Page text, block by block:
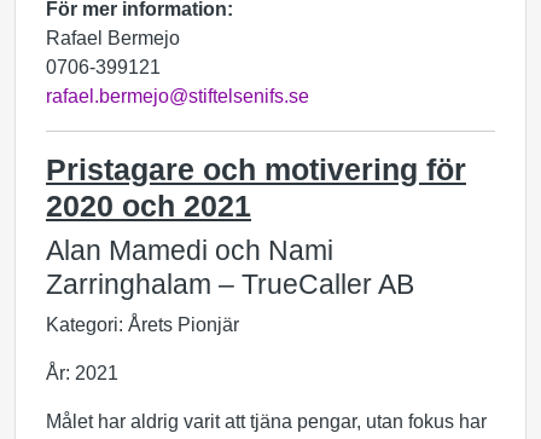
För mer information:
Rafael Bermejo
0706-399121
rafael.bermejo@stiftelsenifs.se
Pristagare och motivering för
2020 och 2021
Alan Mamedi och Nami
Zarringhalam – TrueCaller AB
Kategori: Årets Pionjär
År: 2021
Målet har aldrig varit att tjäna pengar, utan fokus har